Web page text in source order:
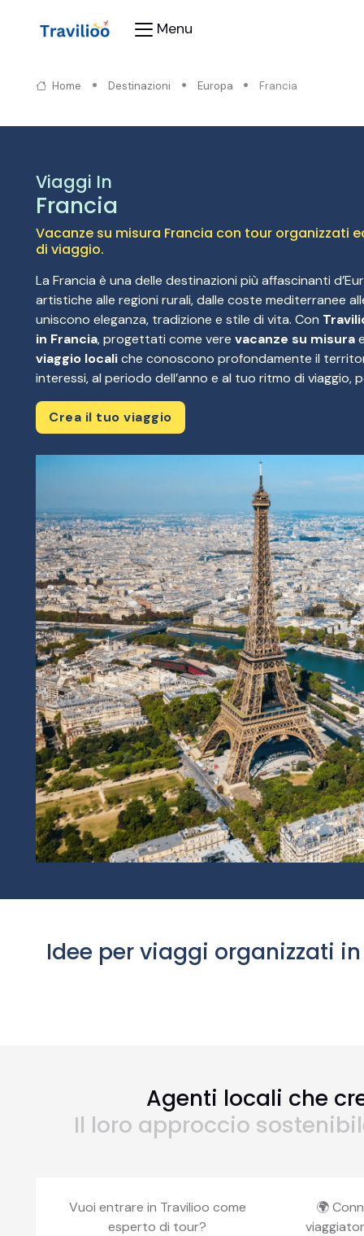
Menu
Home Destinazioni Europa Francia
Viaggi In
Francia
Vacanze su misura Francia con tour organizzati
di viaggio.
La Francia è una delle destinazioni più affascinanti
artistiche alle regioni rurali, dalle coste mediterranee
uniscono eleganza, tradizione e stile di vita. Con
in Francia, progettati come verevacanze su misura
viaggio localiche conoscono profondamente il
interessi, al periodo dell’anno e al tuo ritmo di
Crea il tuo viaggio
Idee per viaggi organizzati
Agenti locali che
Il loro approccio
Vuoi entrare in Travilioo come
esperto di tour?
🌍